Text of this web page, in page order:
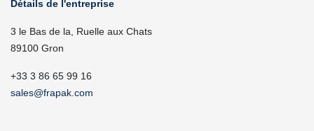
Détails de l'entreprise
3 le Bas de la, Ruelle aux Chats
89100 Gron
+33 3 86 65 99 16
sales@frapak.com